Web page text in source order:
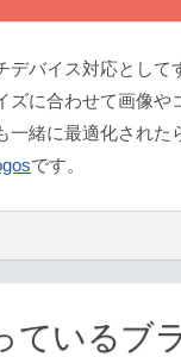
デバイス対応とし
ズに合わせて画像
一緒に最適化され
です。
ているブ